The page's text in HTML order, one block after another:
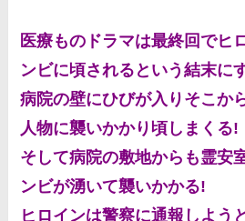
医療ものドラマは最終回でヒ
ンビに頃されるという結末に
病院の壁にひびが入りそこか
人物に襲いかかり頃しまくる!
そして病院の敷地からも霊安
ンビが湧いて襲いかかる!
ヒロインは警察に通報しよう